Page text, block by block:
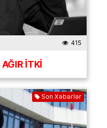
415
AĞIR İTKİ
Son Xəbərlər